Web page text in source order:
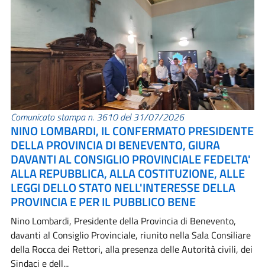
Comunicato stampa n. 3610 del 31/07/2026
NINO LOMBARDI, IL CONFERMATO PRESIDENTE
DELLA PROVINCIA DI BENEVENTO, GIURA
DAVANTI AL CONSIGLIO PROVINCIALE FEDELTA'
ALLA REPUBBLICA, ALLA COSTITUZIONE, ALLE
LEGGI DELLO STATO NELL'INTERESSE DELLA
PROVINCIA E PER IL PUBBLICO BENE
Nino Lombardi, Presidente della Provincia di Benevento,
davanti al Consiglio Provinciale, riunito nella Sala Consiliare
della Rocca dei Rettori, alla presenza delle Autorità civili, dei
Sindaci e dell...